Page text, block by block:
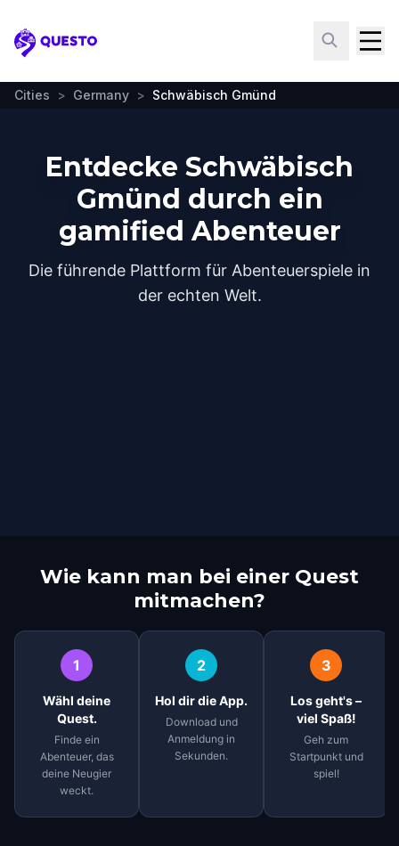
Questo
Cities > Germany > Schwäbisch Gmünd
Entdecke Schwäbisch
Gmünd durch ein
gamified Abenteuer
Die führende Plattform für Abenteuerspiele in
der echten Welt.
Wie kann man bei einer Quest
mitmachen?
1
Wähl deine
Quest.
Finde ein
Abenteuer, das
deine Neugier
weckt.
2
Hol dir die App.
Download und
Anmeldung in
Sekunden.
3
Los geht's –
viel Spaß!
Geh zum
Startpunkt und
spiel!